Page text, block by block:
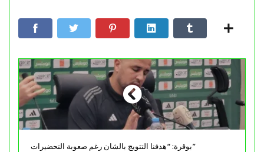
بوقرة: “هدفنا التتويج بالشان رغم صعوبة التحضيرات”